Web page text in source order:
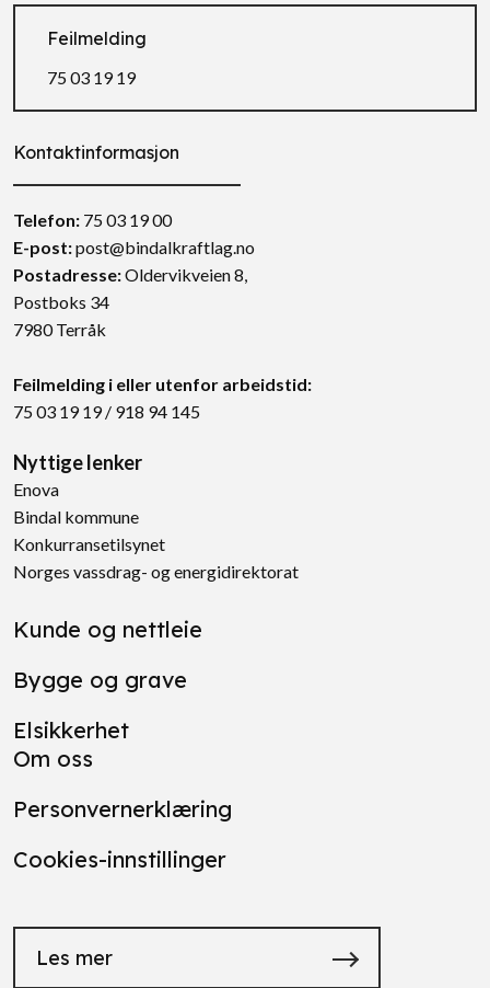
Feilmelding
75 03 19 19
Kontaktinformasjon
Telefon: 75 03 19 00
E-post:post@bindalkraftlag.no
Postadresse:Oldervikveien 8,
Postboks 34
7980 Terråk
Feilmelding i eller utenfor arbeidstid:
75 03 19 19/ 918 94 145
Nyttige lenker
Enova
Bindal kommune
Konkurransetilsynet
Norges vassdrag- og energidirektorat
Kunde og nettleie
Bygge og grave
Elsikkerhet
Om oss
Personvernerklæring
Cookies-innstillinger
Les mer